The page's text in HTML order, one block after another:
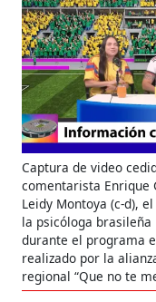
Captura de video
comentarista Enrique
Leidy Montoya (c-d),
la psicóloga
durante el programa
realizado por la
regional “Que no te